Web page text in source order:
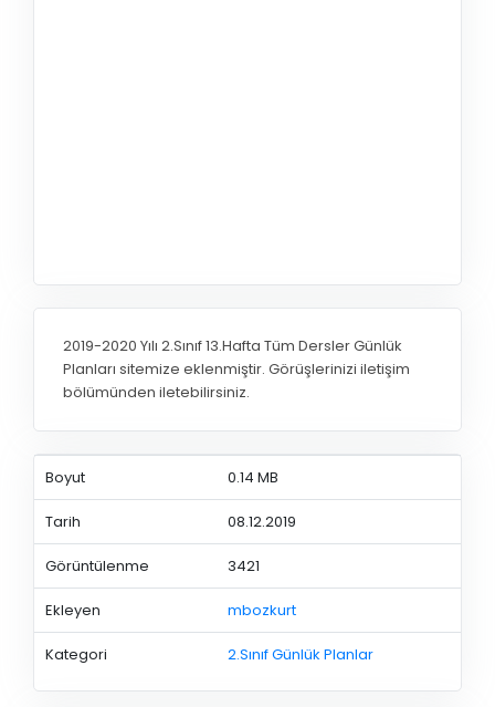
2019-2020 Yılı 2.Sınıf 13.Hafta Tüm Dersler Günlük
Planları sitemize eklenmiştir. Görüşlerinizi iletişim
bölümünden iletebilirsiniz.
Boyut 0.14 MB
Tarih 08.12.2019
Görüntülenme 3421
Ekleyen mbozkurt
Kategori 2.Sınıf Günlük Planlar